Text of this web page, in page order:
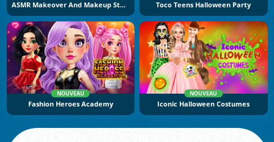
ASMR Makeover And Makeup Studio Toco Teens Halloween Party
NOUVEAU
Fashion Heroes Academy
NOUVEAU
Iconic Halloween Costumes